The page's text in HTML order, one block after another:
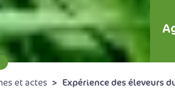
et actes Expérience des éleveurs